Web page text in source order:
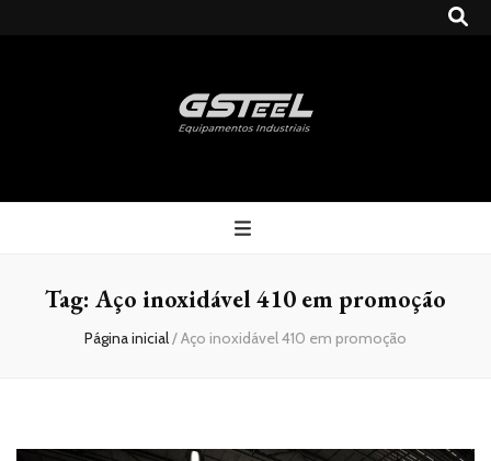
Gsteel
Tag: Aço inoxidável 410 em promoção
Página inicial/Aço inoxidável 410 em promoção